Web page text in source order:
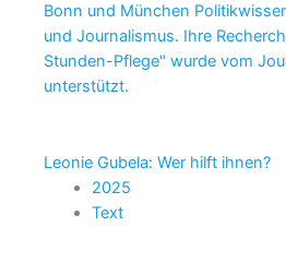
Bonn und München
und Journalismus. Ihre
Stunden-Pflege" wurde vom
unterstützt.
Leonie Gubela: Wer hilft ihnen?
2025
Text